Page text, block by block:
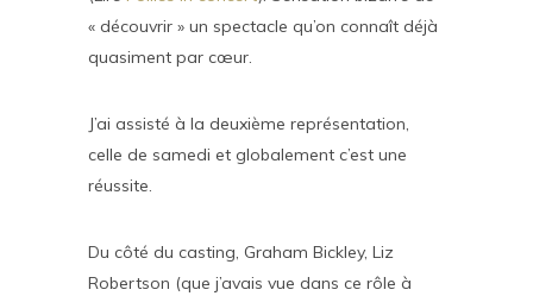
« découvrir » un spectacle qu’on connaît déjà
quasiment par cœur.
J’ai assisté à la deuxième représentation,
celle de samedi et globalement c’est une
réussite.
Du côté du casting, Graham Bickley, Liz
Robertson (que j’avais vue dans ce rôle à